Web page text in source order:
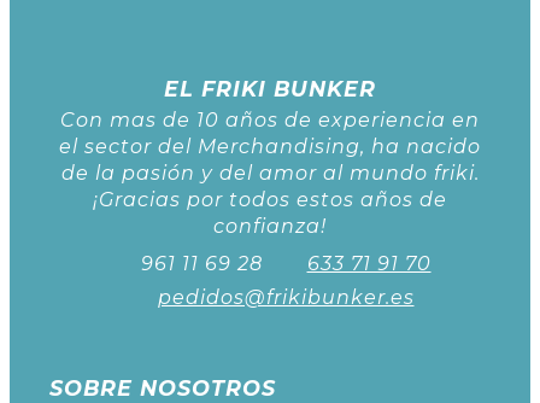
EL FRIKI BUNKER
Con mas de 10 años de experiencia en
el sector del Merchandising, ha nacido
de la pasión y del amor al mundo friki.
¡Gracias por todos estos años de
confianza!
961 11 69 28
633 71 91 70
pedidos@frikibunker.es
SOBRE NOSOTROS